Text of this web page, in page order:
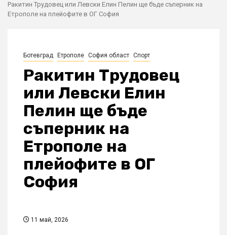
Ракитин Трудовец или Левски Елин Пелин ще бъде съперник на
Етрополе на плейофите в ОГ София
Ботевград Етрополе София област Спорт
Ракитин Трудовец
или Левски Елин
Пелин ще бъде
съперник на
Етрополе на
плейофите в ОГ
София
11 май, 2026